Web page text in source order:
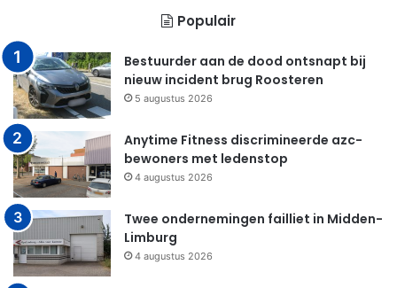
Populair
Bestuurder aan de dood ontsnapt bij
nieuw incident brug Roosteren
5 augustus 2026
Anytime Fitness discrimineerde azc-
bewoners met ledenstop
4 augustus 2026
Twee ondernemingen failliet in Midden-
Limburg
4 augustus 2026